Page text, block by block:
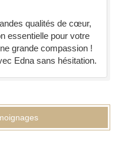
qualités de cœur,
essentielle pour votre
grande compassion !
Edna sans hésitation.